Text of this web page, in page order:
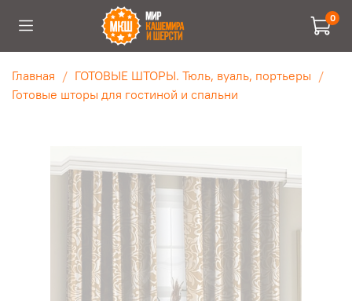
0
Главная
ГОТОВЫЕ ШТОРЫ. Тюль, вуаль, портьеры
Готовые шторы для гостиной и спальни